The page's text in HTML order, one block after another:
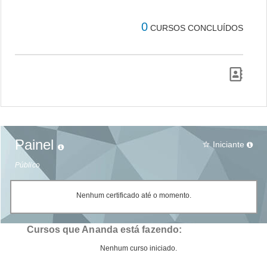
0 CURSOS CONCLUÍDOS
Painel
Público
star_border Iniciante
Nenhum certificado até o momento.
Cursos que Ananda está fazendo:
Nenhum curso iniciado.